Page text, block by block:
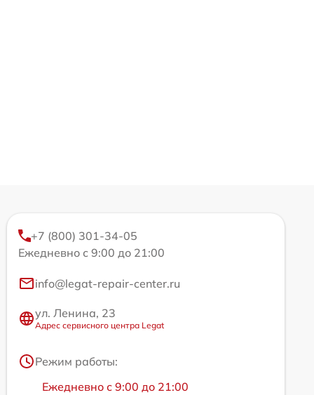
+7 (800) 301-34-05
Ежедневно с 9:00 до 21:00
info@legat-repair-center.ru
ул. Ленина, 23
Адрес сервисного центра Legat
Режим работы:
Ежедневно с 9:00 до 21:00